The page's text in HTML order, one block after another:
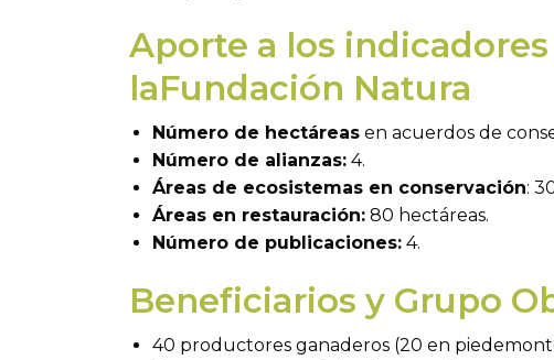
Aporte a los
laFundación Natura
Número de hectáreasen acuerdos de
Número de alianzas:4.
Áreas de ecosistemas en conservación:
Áreas en restauración:80 hectáreas.
Número de publicaciones:4.
Beneficiarios y Grupo
40 productores ganaderos (20 en